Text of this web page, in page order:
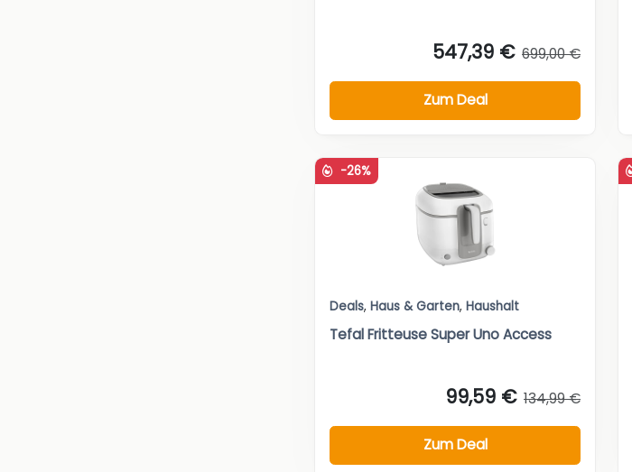
547,39 € 699,00 €
Zum Deal
-26%
Deals, Haus & Garten, Haushalt
Tefal Fritteuse Super Uno Access
99,59 € 134,99 €
Zum Deal